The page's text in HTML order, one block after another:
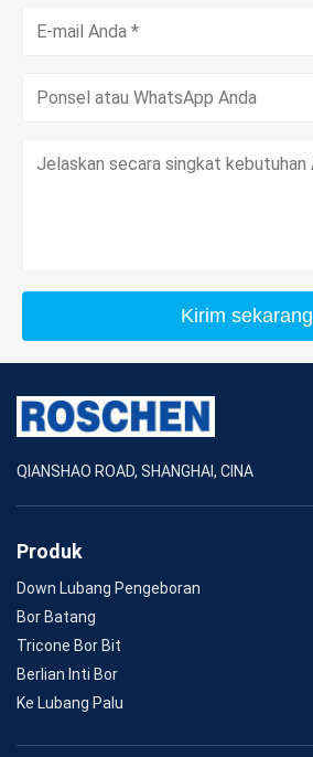
Kirim sekarang
QIANSHAO ROAD, SHANGHAI, CINA
Produk
Down Lubang Pengeboran
Bor Batang
Tricone Bor Bit
Berlian Inti Bor
Ke Lubang Palu